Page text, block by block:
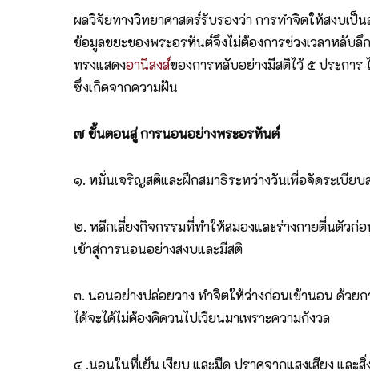
ผลวิจัยทางวิทยาศาสตร์รับรองว่า การทำจิตให้สงบเ
ข้อมูลขยะของพระอรหันต์จึงไม่ต้องการช่วงเวลาหลับ
ทรงแสดงอานิสงส์ของการหลับอย่างมีสติไว้ ๕ ประกา
ซึ่งเกิดจากความฝัน
๗ ขั้นตอนสู่ การนอนอย่างพระอรหันต์
๑. หมั่นเจริญสติและฝึกสมาธิระหว่างวันเพื่อจัดระเบีย
๒. หลีกเลี่ยงกิจกรรมที่ทำให้สมองและร่างกายตื่นตัวก่
เข้าสู่การนอนอย่างสงบและมีสติ
๓. นอนอย่างปล่อยวาง ทำจิตให้ว่างก่อนเข้านอน ด้วย
ได้จะได้ไม่ต้องคิดวนไปเวียนมาเพราะความกังวล
๔ .นอนในที่เย็น เงียบ และมืด ปราศจากแสงเสียง แล